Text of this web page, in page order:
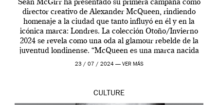
Seán McGirr ha presentado su primera campaña como
director creativo de Alexander McQueen, rindiendo
homenaje a la ciudad que tanto influyó en él y en la
icónica marca: Londres. La colección Otoño/Invierno
2024 se revela como una oda al glamour rebelde de la
juventud londinense. “McQueen es una marca nacida
en Londres y siempre ha […]
23 / 07 / 2024 — VER MÁS
CULTURE